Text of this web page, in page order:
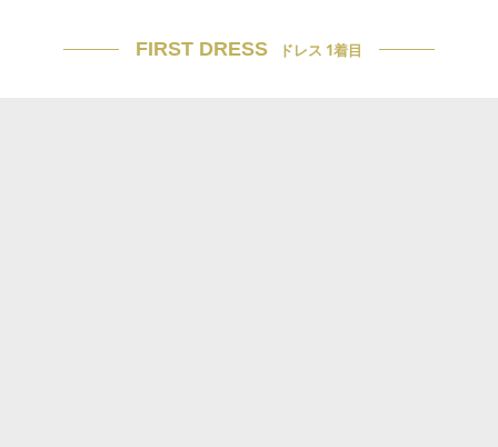
FIRST DRESS ドレス 1着目